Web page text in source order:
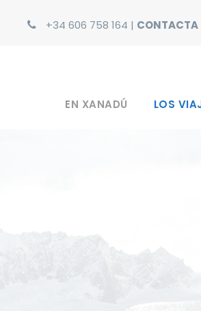
+34 606 758 164 | CONTACTA
EN XANADÚ LOS